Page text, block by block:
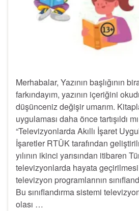
Merhabalar, Yazının başlığının
farkındayım, yazının içeriğini
düşünceniz değişir umarım.
uygulaması daha önce tartışıldı
“Televizyonlarda Akıllı İşaret
İşaretler RTÜK tarafından
yılının ikinci yarısından itibaren
televizyonlarda hayata
televizyon programlarının
Bu sınıflandırma sistemi
olası …